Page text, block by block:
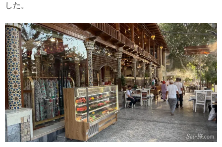
した。